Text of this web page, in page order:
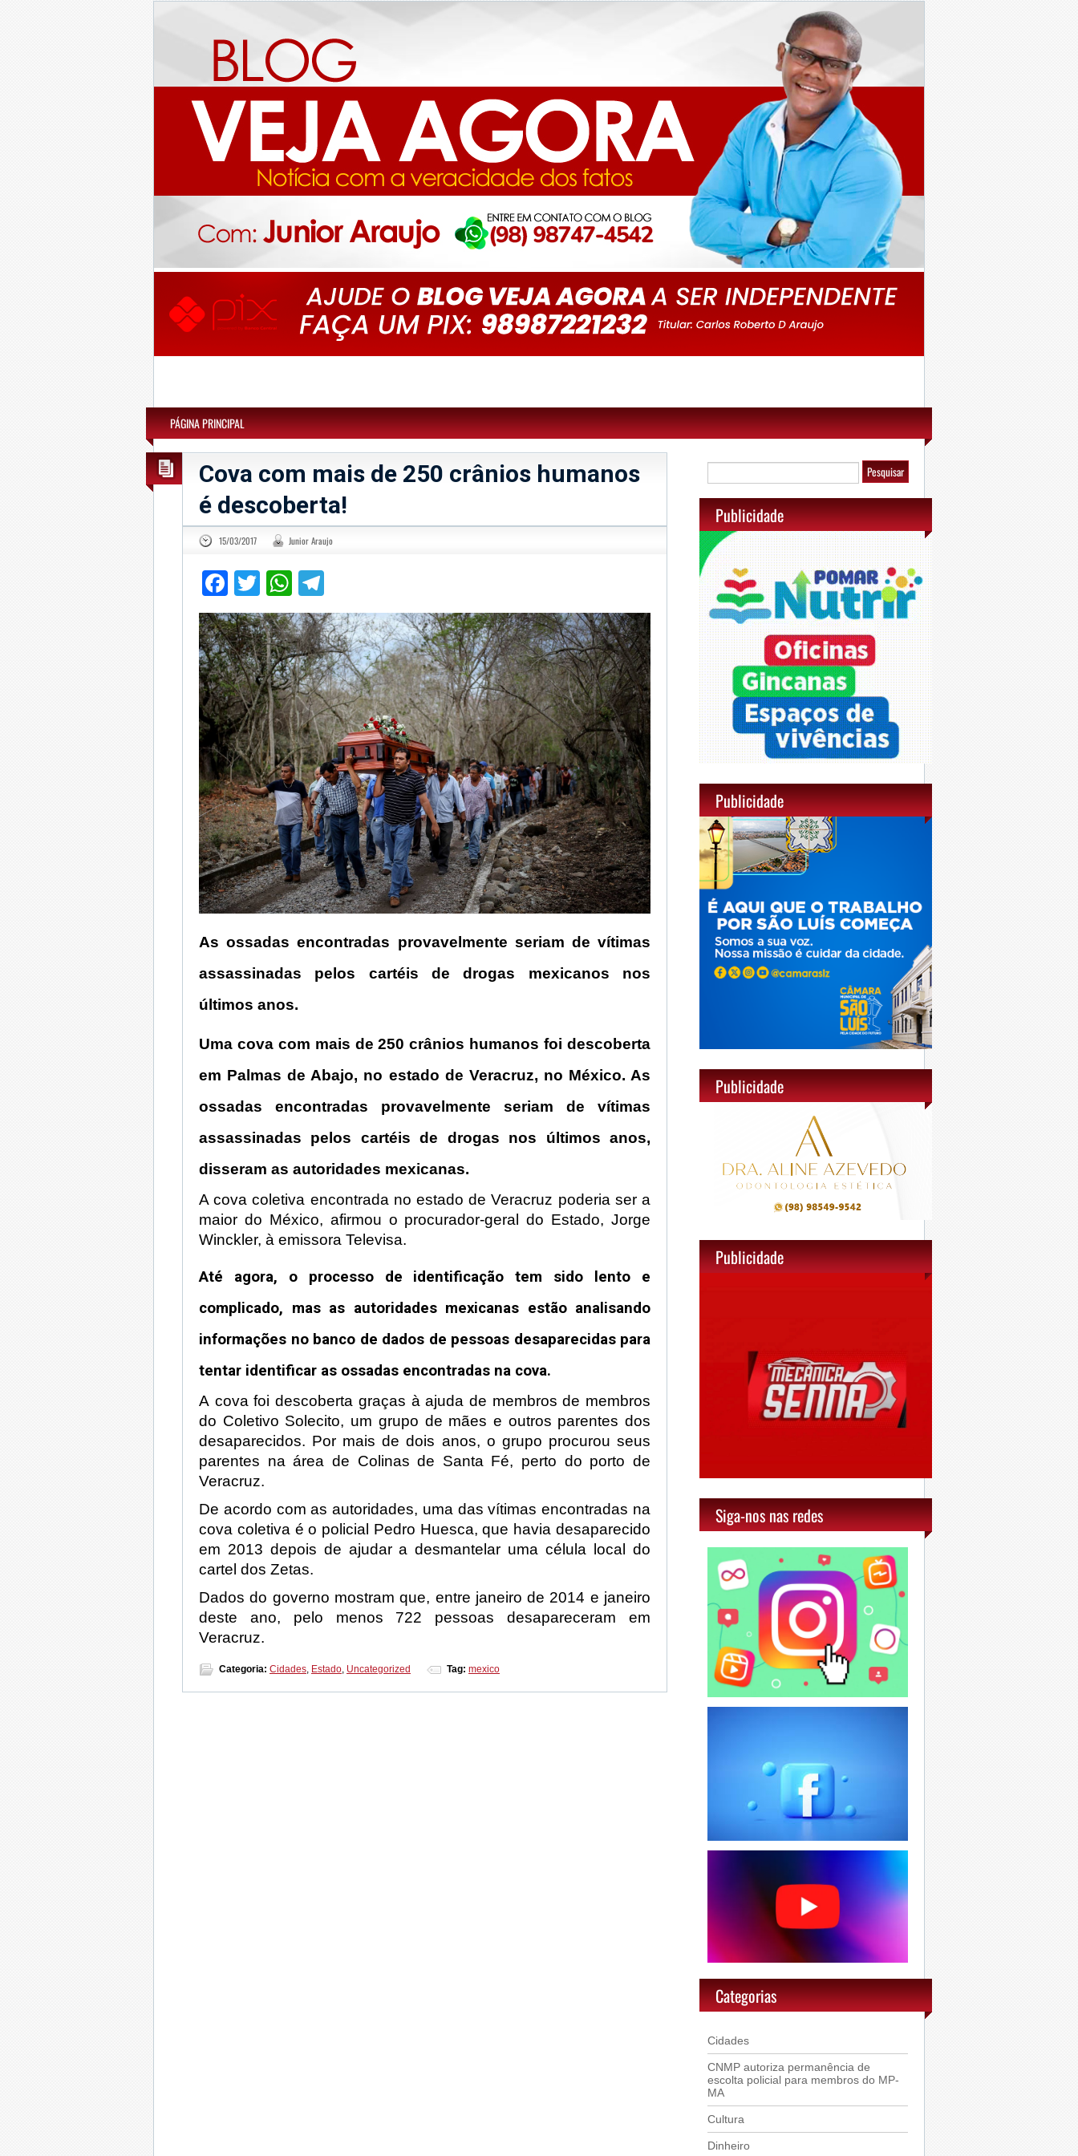
PÁGINA PRINCIPAL
Cova com mais de 250 crânios humanos
é descoberta!
15/03/2017 Junior Araujo
Facebook
TwitterWhatsApp
As ossadas encontradas provavelmente seriam de vítimas
assassinadas pelos cartéis de drogas mexicanos nos
últimos anos.
Uma cova com mais de 250 crânios humanos foi descoberta
em Palmas de Abajo, no estado de Veracruz, no México. As
ossadas encontradas provavelmente seriam de vítimas
assassinadas pelos cartéis de drogas nos últimos anos,
disseram as autoridades mexicanas.
A cova coletiva encontrada no estado de Veracruz poderia ser a
maior do México, afirmou o procurador-geral do Estado, Jorge
Winckler, à emissora Televisa.
Até agora, o processo de identificação tem sido lento e
complicado, mas as autoridades mexicanas estão analisando
informações no banco de dados de pessoas desaparecidas para
tentar identificar as ossadas encontradas na cova.
A cova foi descoberta graças à ajuda de membros de membros
do Coletivo Solecito, um grupo de mães e outros parentes dos
desaparecidos. Por mais de dois anos, o grupo procurou seus
parentes na área de Colinas de Santa Fé, perto do porto de
Veracruz.
De acordo com as autoridades, uma das vítimas encontradas na
cova coletiva é o policial Pedro Huesca, que havia desaparecido
em 2013 depois de ajudar a desmantelar uma célula local do
cartel dos Zetas.
Dados do governo mostram que, entre janeiro de 2014 e janeiro
deste ano, pelo menos 722 pessoas desapareceram em
Veracruz.
Categoria: Cidades, Estado, Uncategorized Tag: mexico
Publicidade
Publicidade
Publicidade
Publicidade
Siga-nos nas redes
Categorias
Cidades
CNMP autoriza permanência de
escolta policial para membros do MP-
MA
Cultura
Dinheiro